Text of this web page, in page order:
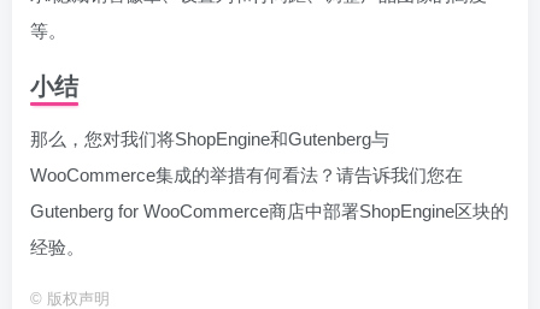
等。
小结
那么，您对我们将ShopEngine和Gutenberg与
WooCommerce集成的举措有何看法？请告诉我们您在
Gutenberg for WooCommerce商店中部署ShopEngine区块的
经验。
© 版权声明